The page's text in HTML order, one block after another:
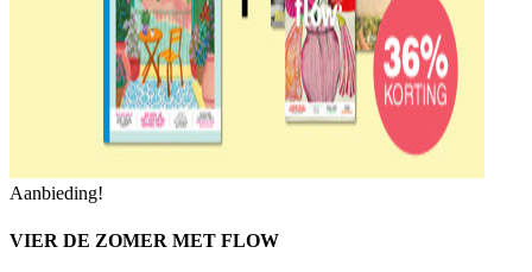
Aanbieding!
VIER DE ZOMER MET FLOW